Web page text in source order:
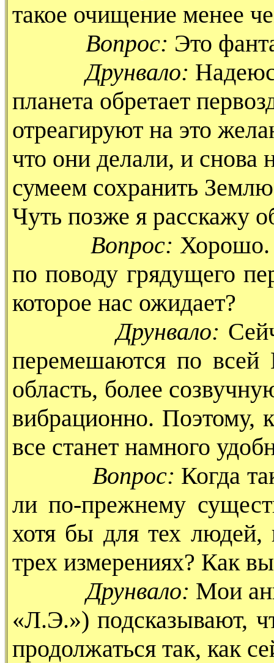
такое очищение менее
Вопрос: Это
Друнвало:
планета обретает
отреагируют на это
что они делали, и снова
сумеем сохранить
Чуть позже я расскажу
Вопрос: Хорошо.
по поводу грядущего
которое нас ожидает?
Друнвало:
перемешаются по всей
область, более
вибрационно. Поэтому,
все станет намного
Вопрос: Когда
ли по-прежнему
хотя бы для тех людей,
трех измерениях? Как
Друнвало: Мои
«Л.Э.») подсказывают,
продолжаться так, как